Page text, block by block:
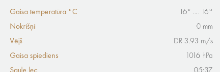
Gaisa temperatūra °C
16° .... 16°
Nokrišņi
0 mm
Vējš
DR 3.93 m/s
Gaisa spiediens
1016 hPa